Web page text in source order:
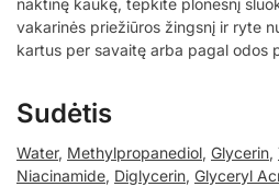
naktinę kaukę, tepkite plonesnį
vakarinės priežiūros žingsnį ir ryte
kartus per savaitę arba pagal odos
Sudėtis
Water, Methylpropanediol, Glycerin,
Niacinamide, Diglycerin, Glyceryl